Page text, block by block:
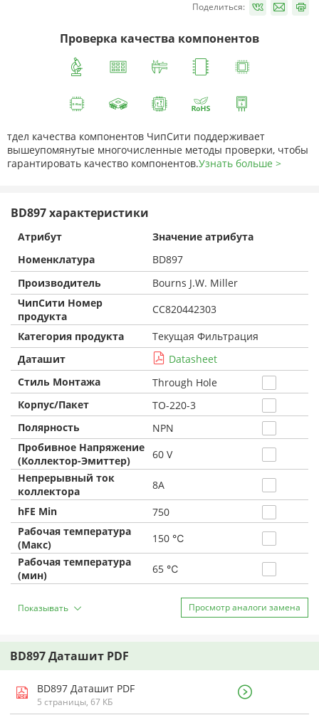
Поделиться:
Проверка качества компонентов
тдел качества компонентов ЧипСити поддерживает
вышеупомянутые многочисленные методы проверки, чтобы
гарантировать качество компонентов.Узнать больше >
BD897 характеристики
Атрибут
Значение атрибута
Номенклатура
BD897
Производитель
Bourns J.W. Miller
ЧипСити Номер
продукта
CC820442303
Категория продукта
Текущая Фильтрация
Даташит
Datasheet
Стиль Монтажа
Through Hole
Корпус/Пакет
TO-220-3
Полярность
NPN
Пробивное Напряжение
(Коллектор-Эмиттер)
60 V
Непрерывный ток
коллектора
8A
hFE Min
750
Рабочая температура
(Макс)
150 ℃
Рабочая температура
(мин)
65 ℃
Показывать Просмотр аналоги замена
BD897 Даташит PDF
BD897 Даташит PDF
5 страницы, 67 КБ